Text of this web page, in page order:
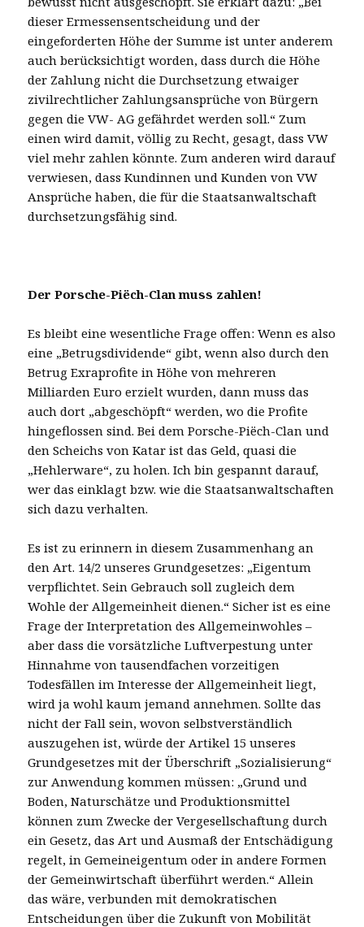
dieser Ermessensentscheidung und der
eingeforderten Höhe der Summe ist unter anderem
auch berücksichtigt worden, dass durch die Höhe
der Zahlung nicht die Durchsetzung etwaiger
zivilrechtlicher Zahlungsansprüche von Bürgern
gegen die VW- AG gefährdet werden soll.“ Zum
einen wird damit, völlig zu Recht, gesagt, dass VW
viel mehr zahlen könnte. Zum anderen wird darauf
verwiesen, dass Kundinnen und Kunden von VW
Ansprüche haben, die für die Staatsanwaltschaft
durchsetzungsfähig sind.
Der Porsche-Piëch-Clan muss zahlen!
Es bleibt eine wesentliche Frage offen: Wenn es also
eine „Betrugsdividende“ gibt, wenn also durch den
Betrug Exraprofite in Höhe von mehreren
Milliarden Euro erzielt wurden, dann muss das
auch dort „abgeschöpft“ werden, wo die Profite
hingeflossen sind. Bei dem Porsche-Piëch-Clan und
den Scheichs von Katar ist das Geld, quasi die
„Hehlerware“, zu holen. Ich bin gespannt darauf,
wer das einklagt bzw. wie die Staatsanwaltschaften
sich dazu verhalten.
Es ist zu erinnern in diesem Zusammenhang an
den Art. 14/2 unseres Grundgesetzes: „Eigentum
verpflichtet. Sein Gebrauch soll zugleich dem
Wohle der Allgemeinheit dienen.“ Sicher ist es eine
Frage der Interpretation des Allgemeinwohles –
aber dass die vorsätzliche Luftverpestung unter
Hinnahme von tausendfachen vorzeitigen
Todesfällen im Interesse der Allgemeinheit liegt,
wird ja wohl kaum jemand annehmen. Sollte das
nicht der Fall sein, wovon selbstverständlich
auszugehen ist, würde der Artikel 15 unseres
Grundgesetzes mit der Überschrift „Sozialisierung“
zur Anwendung kommen müssen: „Grund und
Boden, Naturschätze und Produktionsmittel
können zum Zwecke der Vergesellschaftung durch
ein Gesetz, das Art und Ausmaß der Entschädigung
regelt, in Gemeineigentum oder in andere Formen
der Gemeinwirtschaft überführt werden.“ Allein
das wäre, verbunden mit demokratischen
Entscheidungen über die Zukunft von Mobilität